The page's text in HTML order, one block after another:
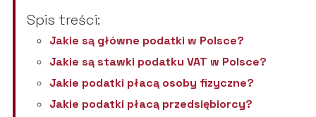
Spis treści:
Jakie są główne podatki w Polsce?
Jakie są stawki podatku VAT w Polsce?
Jakie podatki płacą osoby fizyczne?
Jakie podatki płacą przedsiębiorcy?